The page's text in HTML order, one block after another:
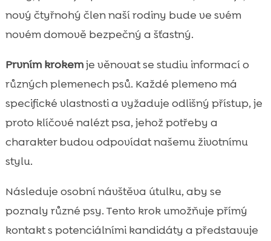
nový čtyřnohý člen naší rodiny bude ve svém
novém domově bezpečný a šťastný.
Prvním krokemje věnovat se studiu informací o
různých plemenech psů. Každé plemeno má
specifické vlastnosti a vyžaduje odlišný přístup, je
proto klíčové nalézt psa, jehož potřeby a
charakter budou odpovídat našemu životnímu
stylu.
Následuje osobní návštěva útulku, aby se
poznaly různé psy. Tento krok umožňuje přímý
kontakt s potenciálními kandidáty a představuje